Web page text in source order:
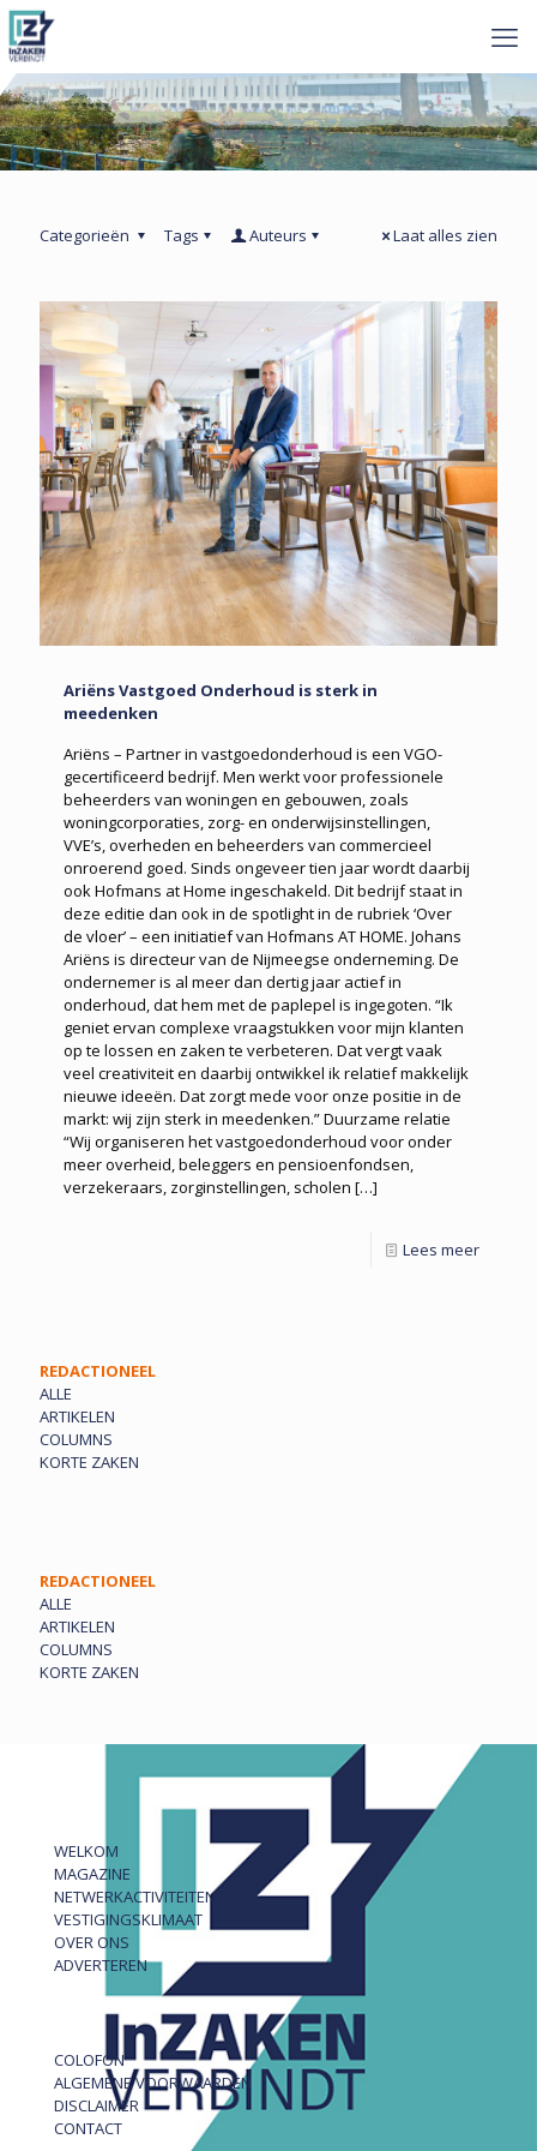
Categorieën Tags Auteurs Laat alles zien
Ariëns Vastgoed Onderhoud is sterk in
meedenken
Ariëns – Partner in vastgoedonderhoud is een VGO-
gecertificeerd bedrijf. Men werkt voor professionele
beheerders van woningen en gebouwen, zoals
woningcorporaties, zorg- en onderwijsinstellingen,
VVE’s, overheden en beheerders van commercieel
onroerend goed. Sinds ongeveer tien jaar wordt daarbij
ook Hofmans at Home ingeschakeld. Dit bedrijf staat in
deze editie dan ook in de spotlight in de rubriek ‘Over
de vloer’ – een initiatief van Hofmans AT HOME. Johans
Ariëns is directeur van de Nijmeegse onderneming. De
ondernemer is al meer dan dertig jaar actief in
onderhoud, dat hem met de paplepel is ingegoten. “Ik
geniet ervan complexe vraagstukken voor mijn klanten
op te lossen en zaken te verbeteren. Dat vergt vaak
veel creativiteit en daarbij ontwikkel ik relatief makkelijk
nieuwe ideeën. Dat zorgt mede voor onze positie in de
markt: wij zijn sterk in meedenken.” Duurzame relatie
“Wij organiseren het vastgoedonderhoud voor onder
meer overheid, beleggers en pensioenfondsen,
verzekeraars, zorginstellingen, scholen […]
Lees meer
REDACTIONEEL
ALLE
ARTIKELEN
COLUMNS
KORTE ZAKEN
REDACTIONEEL
ALLE
ARTIKELEN
COLUMNS
KORTE ZAKEN
WELKOM
MAGAZINE
NETWERKACTIVITEITEN
VESTIGINGSKLIMAAT
OVER ONS
ADVERTEREN
COLOFON
ALGEMENE VOORWAARDEN
DISCLAIMER
CONTACT